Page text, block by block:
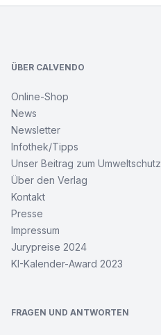
ÜBER CALVENDO
Online-Shop
News
Newsletter
Infothek/Tipps
Unser Beitrag zum Umweltschutz
Über den Verlag
Kontakt
Presse
Impressum
Jurypreise 2024
KI-Kalender-Award 2023
FRAGEN UND ANTWORTEN